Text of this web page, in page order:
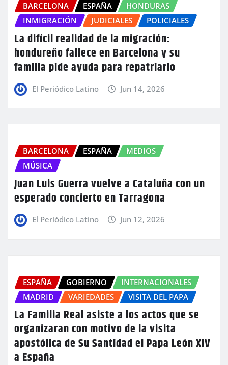
BARCELONA ESPAÑA
HONDURAS
INMIGRACIÓN
JUDICIALES POLICIALES
La difícil realidad de la migración:
hondureño fallece en Barcelona y su
familia pide ayuda para repatriarlo
El Periódico Latino Jun 14, 2026
BARCELONA ESPAÑA
MEDIOS
MÚSICA
Juan Luis Guerra vuelve a Cataluña con un
esperado concierto en Tarragona
El Periódico Latino Jun 12, 2026
ESPAÑA GOBIERNO
INTERNACIONALES
MADRID
VARIEDADES VISITA DEL PAPA
La Familia Real asiste a los actos que se
organizaran con motivo de la visita
apostólica de Su Santidad el Papa León XIV
a España